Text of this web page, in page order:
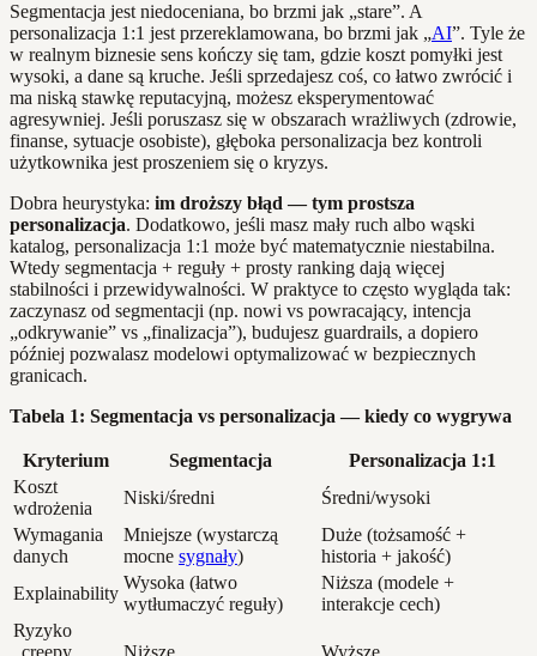
Segmentacja jest niedoceniana, bo brzmi jak „stare”. A
personalizacja 1:1 jest przereklamowana, bo brzmi jak „AI”. Tyle że
w realnym biznesie sens kończy się tam, gdzie koszt pomyłki jest
wysoki, a dane są kruche. Jeśli sprzedajesz coś, co łatwo zwrócić i
ma niską stawkę reputacyjną, możesz eksperymentować
agresywniej. Jeśli poruszasz się w obszarach wrażliwych (zdrowie,
finanse, sytuacje osobiste), głęboka personalizacja bez kontroli
użytkownika jest proszeniem się o kryzys.
Dobra heurystyka: im droższy błąd — tym prostsza
personalizacja. Dodatkowo, jeśli masz mały ruch albo wąski
katalog, personalizacja 1:1 może być matematycznie niestabilna.
Wtedy segmentacja + reguły + prosty ranking dają więcej
stabilności i przewidywalności. W praktyce to często wygląda tak:
zaczynasz od segmentacji (np. nowi vs powracający, intencja
„odkrywanie” vs „finalizacja”), budujesz guardrails, a dopiero
później pozwalasz modelowi optymalizować w bezpiecznych
granicach.
Tabela 1: Segmentacja vs personalizacja — kiedy co wygrywa
Kryterium Segmentacja
Personalizacja 1:1
Koszt
wdrożenia
Niski/średni
Średni/wysoki
Wymagania
danych
Mniejsze (wystarczą
mocne sygnały)
Duże (tożsamość +
historia + jakość)
Explainability
Wysoka (łatwo
wytłumaczyć reguły)
Niższa (modele +
interakcje cech)
Ryzyko